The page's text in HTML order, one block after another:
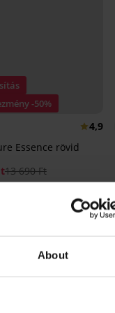
About
-50%
4,9
Essence rövid
13 690 Ft